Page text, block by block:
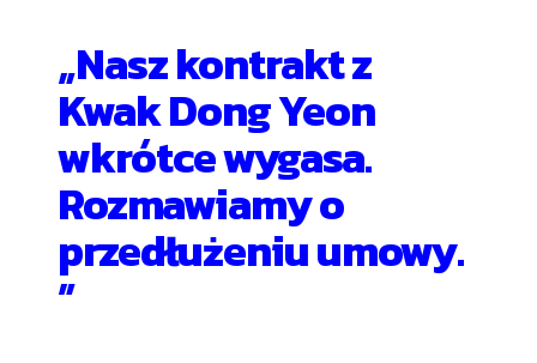
„Nasz kontrakt z
Kwak Dong Yeon
wkrótce wygasa.
Rozmawiamy o
przedłużeniu umowy.
”